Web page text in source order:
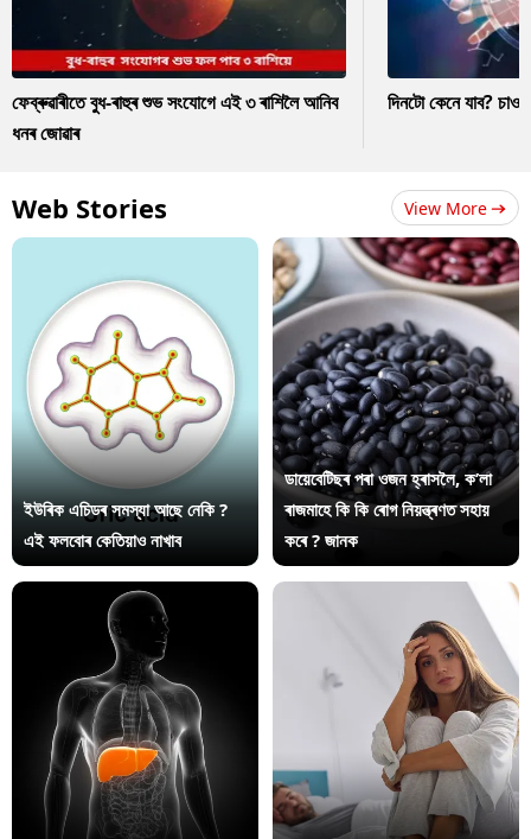
ফেব্ৰুৱাৰীতে বুধ-ৰাহুৰ শুভ সংযোগে এই ৩ ৰাশিলৈ আনিব
ধনৰ জোৱাৰ
দিনটো কেনে যাব?
Web Stories View More
ইউৰিক এচিডৰ সমস্যা আছে নেকি ?
এই ফলবোৰ কেতিয়াও নাখাব
ডায়েবেটিছৰ পৰা ওজন হ্ৰাসলৈ, ক’লা
ৰাজমাহে কি কি ৰোগ নিয়ন্ত্ৰণত সহায়
কৰে ? জানক